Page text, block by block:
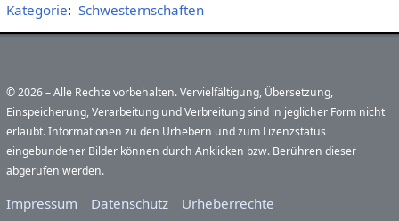
Kategorie: Schwesternschaften
© 2026 – Alle Rechte vorbehalten. Vervielfältigung, Übersetzung,
Einspeicherung, Verarbeitung und Verbreitung sind in jeglicher Form nicht
erlaubt. Informationen zu den Urhebern und zum Lizenzstatus
eingebundener Bilder können durch Anklicken bzw. Berühren dieser
abgerufen werden.
Impressum Datenschutz Urheberrechte